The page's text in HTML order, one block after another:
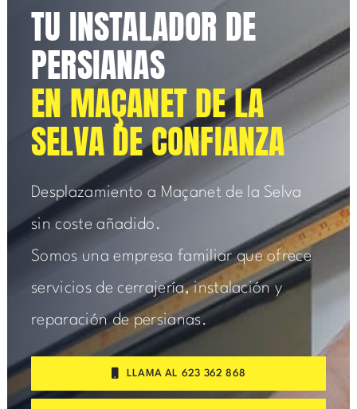
TU INSTALADOR DE
PERSIANAS
EN MAÇANET DE LA
SELVA DE CONFIANZA
Desplazamiento a Maçanet de la Selva
sin coste añadido.
Somos una empresa familiar que ofrece
servicios de cerrajería, instalación y
reparación de persianas.
LLAMA AL 623 362 868